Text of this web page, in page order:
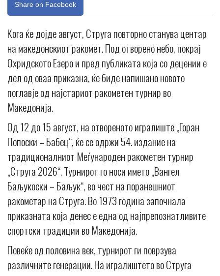
Share on Facebook
Кога ќе дојде август, Струга повторно станува центар
на македонскиот ракомет. Под отворено небо, покрај
Охридското Езеро и пред публиката која со децении е
дел од оваа приказна, ќе биде напишано новото
поглавје од најстариот ракометен турнир во
Македонија.
Од 12 до 15 август, на отвореното игралиште „Горан
Попоски – Бабец“, ќе се одржи 54. издание на
традиционалниот Меѓународен ракометен турнир
„Струга 2026“. Турнирот го носи името „Вангел
Баљукоски – Баљук“, во чест на поранешниот
ракометар на Струга. Во 1973 година започнала
приказната која денес е една од најпрепознатливите
спортски традиции во Македонија.
Повеќе од половина век, турнирот ги поврзува
различните генерации. На игралиштето во Струга